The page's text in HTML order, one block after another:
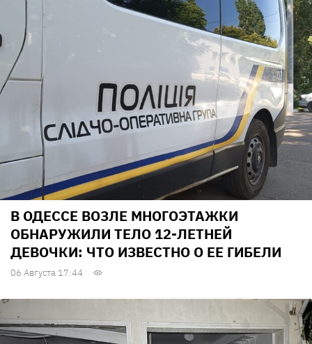
В ОДЕССЕ ВОЗЛЕ МНОГОЭТАЖКИ
ОБНАРУЖИЛИ ТЕЛО 12-ЛЕТНЕЙ
ДЕВОЧКИ: ЧТО ИЗВЕСТНО О ЕЕ ГИБЕЛИ
06 Августа 17:44